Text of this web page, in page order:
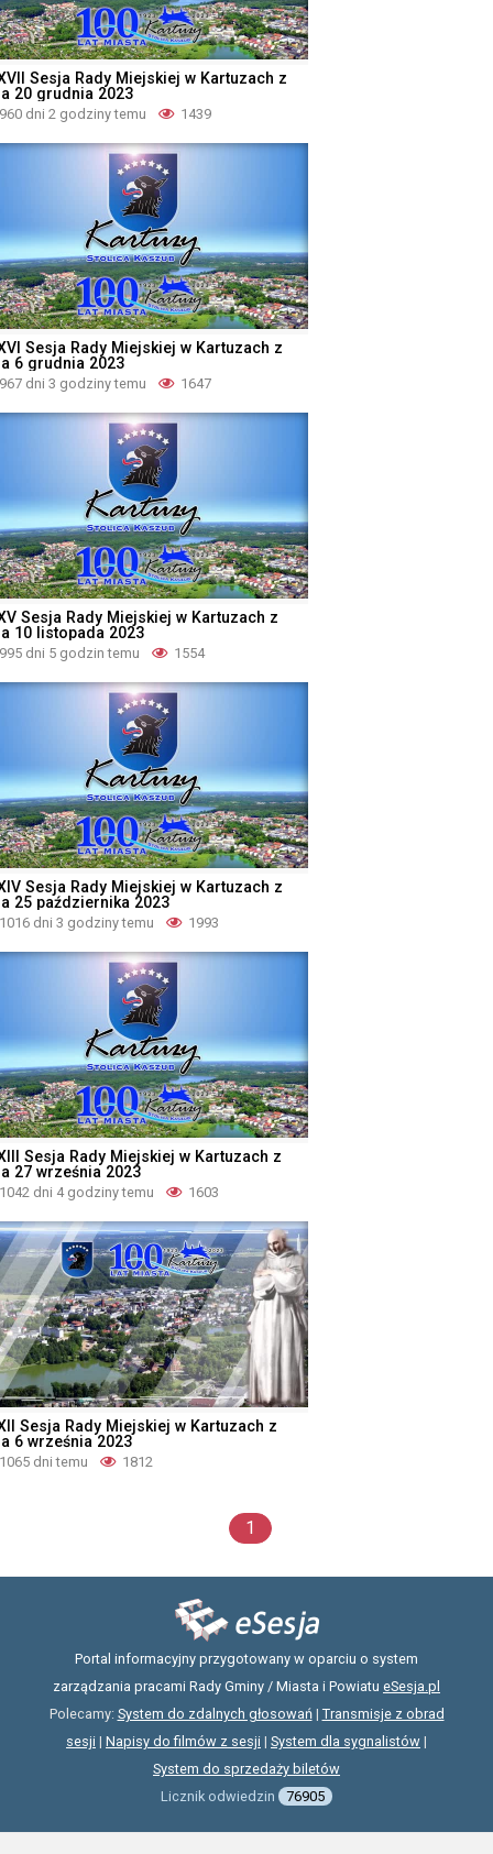
Sesja Rady Miejskiej w Kartuzach z
20 grudnia 2023
960 dni 2 godziny temu 1439
Sesja Rady Miejskiej w Kartuzach z
6 grudnia 2023
967 dni 3 godziny temu 1647
Sesja Rady Miejskiej w Kartuzach z
10 listopada 2023
995 dni 5 godzin temu 1554
Sesja Rady Miejskiej w Kartuzach z
25 października 2023
1016 dni 3 godziny temu 1993
Sesja Rady Miejskiej w Kartuzach z
27 września 2023
1042 dni 4 godziny temu 1603
Sesja Rady Miejskiej w Kartuzach z
6 września 2023
1065 dni temu 1812
1
Portal informacyjny przygotowany w oparciu o system
zarządzania pracami Rady Gminy / Miasta i Powiatu eSesja.pl
Polecamy: System do zdalnych głosowań| Transmisje z obrad
sesji | Napisy do filmów z sesji | System dla sygnalistów |
System do sprzedaży biletów
Licznik odwiedzin
76905